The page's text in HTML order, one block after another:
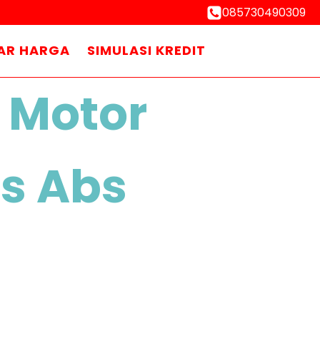
085730490309
HARGA SIMULASI KREDIT
Abs